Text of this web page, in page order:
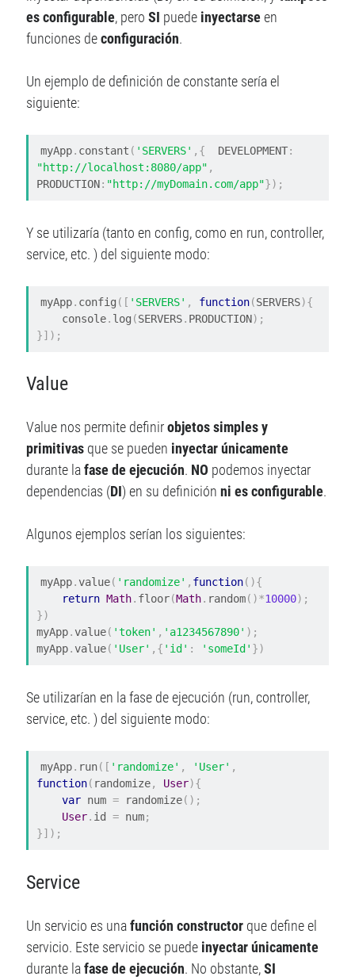
es configurable, peroSI puede inyectarse en
funciones deconfiguración.
Un ejemplo de definición de constante sería el
siguiente:
myApp. constant ( 'SERVERS' ,{
  DEVELOPMENT
:
"http://localhost:8080/app" ,
PRODUCTION: "http://myDomain.com/app"});
Y se utilizaría (tanto en config, como en run, controller,
service, etc. ) del siguiente modo:
myApp. config ([ 'SERVERS' , function(SERVERS){
    console
. log (SERVERS. PRODUCTION);
}]);
Value
Value nos permite definirobjetos simples y
primitivas que se pueden inyectar únicamente
durante lafase de ejecución. NO podemos inyectar
dependencias (DI) en su definiciónni es configurable.
Algunos ejemplos serían los siguientes:
myApp. value( 'randomize' , function(){
return Math. floor(Math. random()*10000);
})
myApp. value( 'token' , 'a1234567890' );
myApp. value( 'User' ,{ 'id' : 'someId' })
Se utilizarían en la fase de ejecución (run, controller,
service, etc. ) del siguiente modo:
myApp. run([ 'randomize' , 'User' ,
function( randomize, User){
var num = randomize();
User. id = num;
}]);
Service
Un servicio es unafunción constructor que define el
servicio. Este servicio se puede inyectar únicamente
durante lafase de ejecución. No obstante,SI